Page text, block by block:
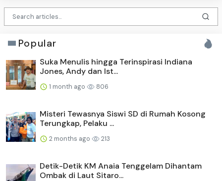
Popular
Suka Menulis hingga Terinspirasi Indiana
Jones, Andy dan Ist...
1 month ago 806
Misteri Tewasnya Siswi SD di Rumah Kosong
Terungkap, Pelaku ...
2 months ago 213
Detik-Detik KM Anaia Tenggelam Dihantam
Ombak di Laut Sitaro...